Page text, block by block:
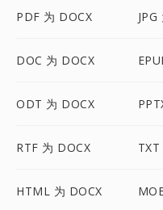
PDF 为 DOCX JPG
DOC 为 DOCX
ODT 为 DOCX
RTF 为 DOCX
HTML 为 DOCX